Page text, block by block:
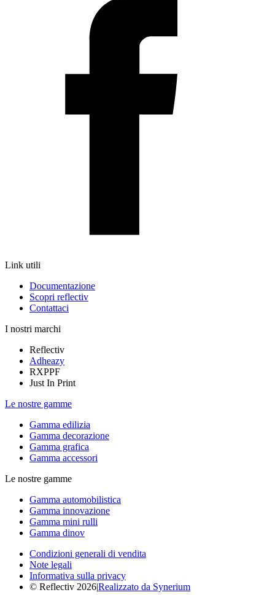
Link utili
Documentazione
Scopri reflectiv
Contattaci
I nostri marchi
Reflectiv
Adheazy
RXPPF
Just In Print
Le nostre gamme
Gamma edilizia
Gamma decorazione
Gamma grafica
Gamma accessori
Le nostre gamme
Gamma automobilistica
Gamma innovazione
Gamma mini rulli
Gamma dinov
Condizioni generali di vendita
Note legali
Informativa sulla privacy
© Reflectiv 2026|Realizzato da Synerium